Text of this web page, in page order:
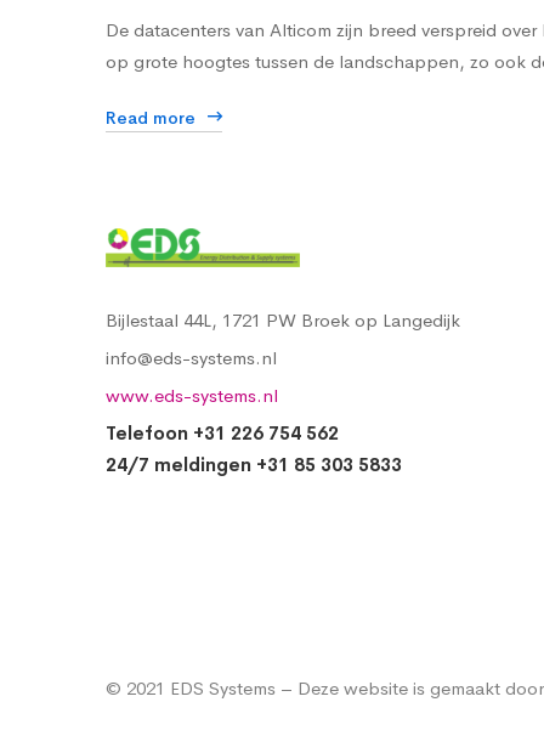
De datacenters van Alticom zijn breed verspreid
op grote hoogtes tussen de landschappen, zo ook
Read more
Bijlestaal 44L, 1721 PW Broek op Langedijk
info@eds-systems.nl
www.eds-systems.nl
Telefoon +31 226 754 562
24/7 meldingen +31 85 303 5833
© 2021 EDS Systems – Deze website is gemaakt